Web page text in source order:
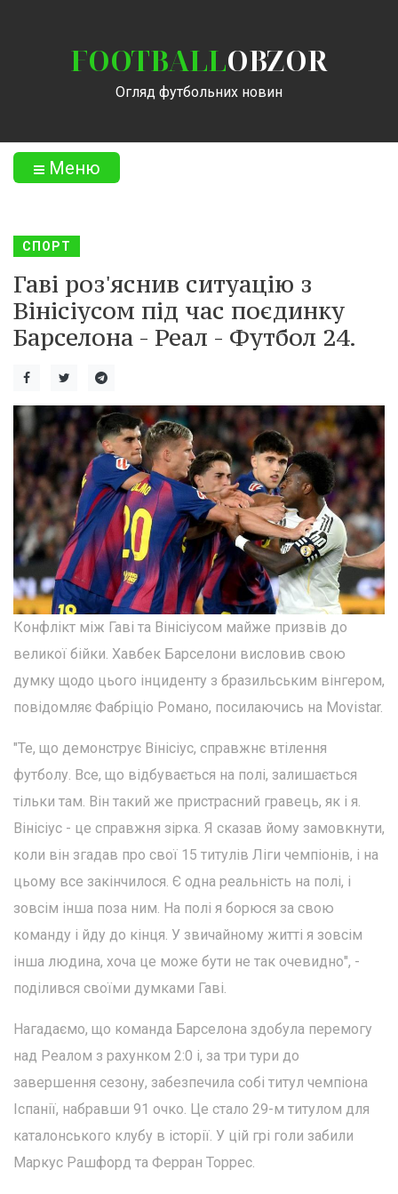
FOOTBALLOBZOR
Огляд футбольних новин
Меню
СПОРТ
Гаві роз'яснив ситуацію з
Вінісіусом під час поєдинку
Барселона - Реал - Футбол 24.
Конфлікт між Гаві та Вінісіусом майже призвів до
великої бійки. Хавбек Барселони висловив свою
думку щодо цього інциденту з бразильським вінгером,
повідомляє Фабріціо Романо, посилаючись на Movistar.
"Те, що демонструє Вінісіус, справжнє втілення
футболу. Все, що відбувається на полі, залишається
тільки там. Він такий же пристрасний гравець, як і я.
Вінісіус - це справжня зірка. Я сказав йому замовкнути,
коли він згадав про свої 15 титулів Ліги чемпіонів, і на
цьому все закінчилося. Є одна реальність на полі, і
зовсім інша поза ним. На полі я борюся за свою
команду і йду до кінця. У звичайному житті я зовсім
інша людина, хоча це може бути не так очевидно", -
поділився своїми думками Гаві.
Нагадаємо, що команда Барселона здобула перемогу
над Реалом з рахунком 2:0 і, за три тури до
завершення сезону, забезпечила собі титул чемпіона
Іспанії, набравши 91 очко. Це стало 29-м титулом для
каталонського клубу в історії. У цій грі голи забили
Маркус Рашфорд та Ферран Торрес.